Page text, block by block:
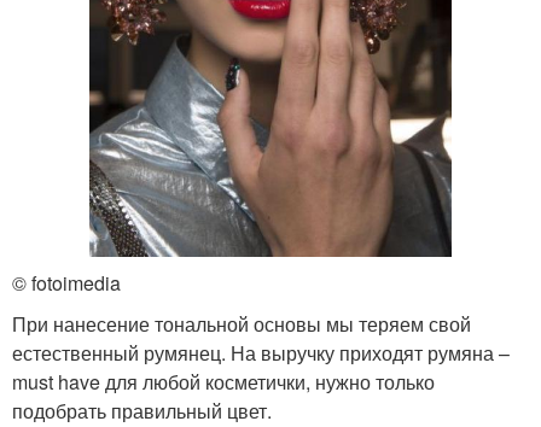
© fotoimedia
При нанесение тональной основы мы теряем свой
естественный румянец. На выручку приходят румяна –
must have для любой косметички, нужно только
подобрать правильный цвет.